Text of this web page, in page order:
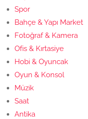
Spor
Bahçe & Yapı Market
Fotoğraf & Kamera
Ofis & Kırtasiye
Hobi & Oyuncak
Oyun & Konsol
Müzik
Saat
Antika